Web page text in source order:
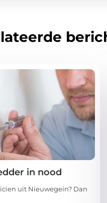
in nood
uit Nieuwegein? Dan